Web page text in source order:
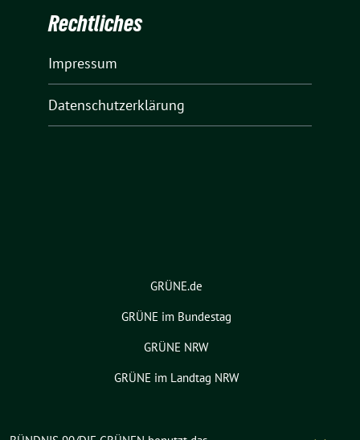
Rechtliches
Impressum
Datenschutzerklärung
GRÜNE.de
GRÜNE im Bundestag
GRÜNE NRW
GRÜNE im Landtag NRW